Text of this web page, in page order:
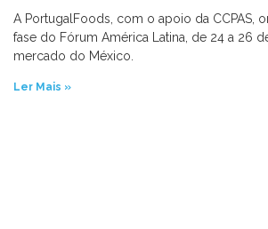
A PortugalFoods, com o apoio da CCPAS,
fase do Fórum América Latina, de 24 a 26
mercado do México.
Ler Mais »